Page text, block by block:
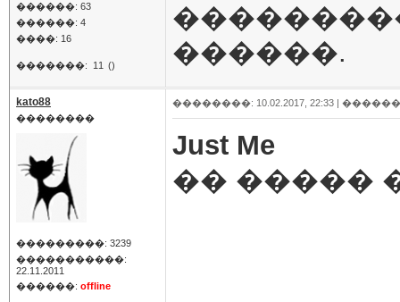
������: 63
������: 4
����: 16
�������: 11 ()
������.
kato88
��������
���������: 3239
�����������:
22.11.2011
������: offline
��������: 10.02.2017, 22:33 |
Just Me
�� �����